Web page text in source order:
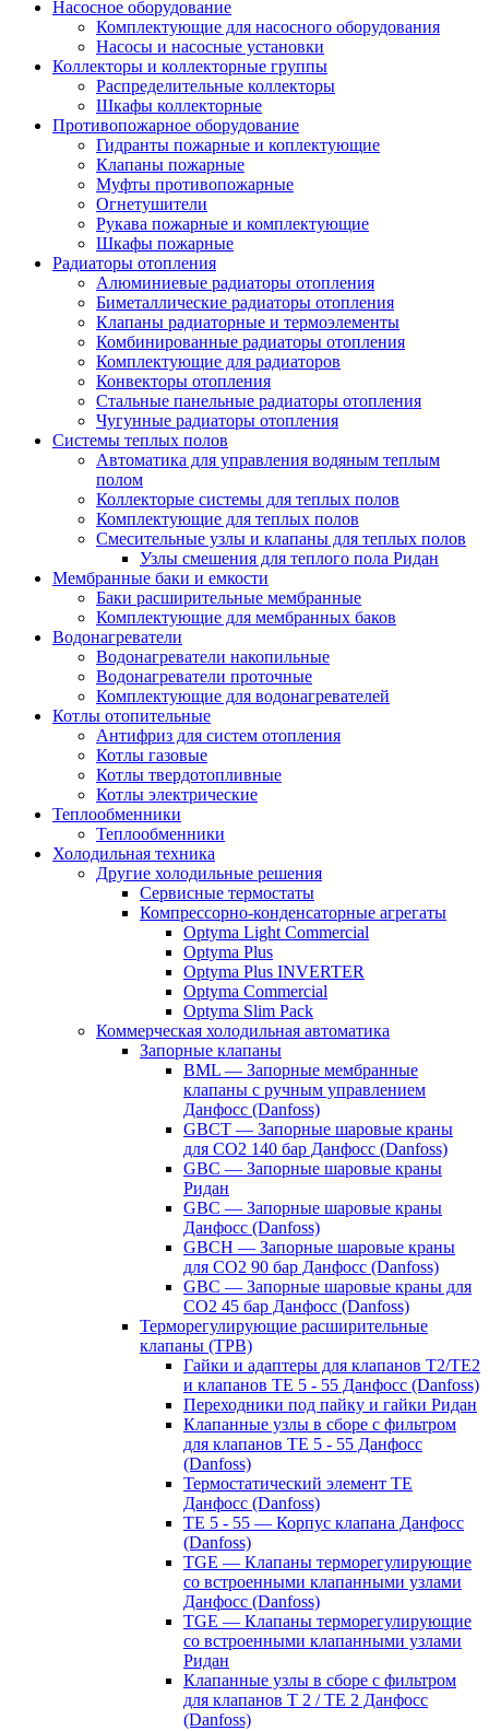
Насосное оборудование
Комплектующие для насосного оборудования
Насосы и насосные установки
Коллекторы и коллекторные группы
Распределительные коллекторы
Шкафы коллекторные
Противопожарное оборудование
Гидранты пожарные и коплектующие
Клапаны пожарные
Муфты противопожарные
Огнетушители
Рукава пожарные и комплектующие
Шкафы пожарные
Радиаторы отопления
Алюминиевые радиаторы отопления
Биметаллические радиаторы отопления
Клапаны радиаторные и термоэлементы
Комбинированные радиаторы отопления
Комплектующие для радиаторов
Конвекторы отопления
Стальные панельные радиаторы отопления
Чугунные радиаторы отопления
Системы теплых полов
Автоматика для управления водяным теплым
полом
Коллекторые системы для теплых полов
Комплектующие для теплых полов
Смесительные узлы и клапаны для теплых полов
Узлы смешения для теплого пола Ридан
Мембранные баки и емкости
Баки расширительные мембранные
Комплектующие для мембранных баков
Водонагреватели
Водонагреватели накопильные
Водонагреватели проточные
Комплектующие для водонагревателей
Котлы отопительные
Антифриз для систем отопления
Котлы газовые
Котлы твердотопливные
Котлы электрические
Теплообменники
Теплообменники
Холодильная техника
Другие холодильные решения
Сервисные термостаты
Компрессорно-конденсаторные агрегаты
Optyma Light Commercial
Optyma Plus
Optyma Plus INVERTER
Optyma Commercial
Optyma Slim Pack
Коммерческая холодильная автоматика
Запорные клапаны
BML — Запорные мембранные
клапаны с ручным управлением
Данфосс (Danfoss)
GBCT — Запорные шаровые краны
для CO2 140 бар Данфосс (Danfoss)
GBC — Запорные шаровые краны
Ридан
GBC — Запорные шаровые краны
Данфосс (Danfoss)
GBCH — Запорные шаровые краны
для CO2 90 бар Данфосс (Danfoss)
GBC — Запорные шаровые краны для
CO2 45 бар Данфосс (Danfoss)
Терморегулирующие расширительные
клапаны (ТРВ)
Гайки и адаптеры для клапанов T2/TE2
и клапанов TE 5 - 55 Данфосс (Danfoss)
Переходники под пайку и гайки Ридан
Клапанные узлы в сборе с фильтром
для клапанов TE 5 - 55 Данфосс
(Danfoss)
Термостатический элемент TE
Данфосс (Danfoss)
TE 5 - 55 — Корпус клапана Данфосс
(Danfoss)
TGE — Клапаны терморегулирующие
со встроенными клапанными узлами
Данфосс (Danfoss)
TGE — Клапаны терморегулирующие
со встроенными клапанными узлами
Ридан
Клапанные узлы в сборе с фильтром
для клапанов T 2 / TE 2 Данфосс
(Danfoss)